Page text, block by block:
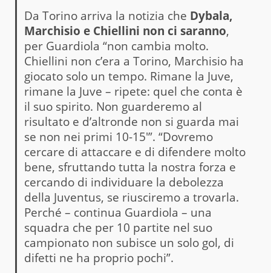
Da Torino arriva la notizia che Dybala,
Marchisio e Chiellini non ci saranno,
per Guardiola “non cambia molto.
Chiellini non c’era a Torino, Marchisio ha
giocato solo un tempo. Rimane la Juve,
rimane la Juve – ripete: quel che conta è
il suo spirito. Non guarderemo al
risultato e d’altronde non si guarda mai
se non nei primi 10-15′”. “Dovremo
cercare di attaccare e di difendere molto
bene, sfruttando tutta la nostra forza e
cercando di individuare la debolezza
della Juventus, se riusciremo a trovarla.
Perché – continua Guardiola – una
squadra che per 10 partite nel suo
campionato non subisce un solo gol, di
difetti ne ha proprio pochi”.